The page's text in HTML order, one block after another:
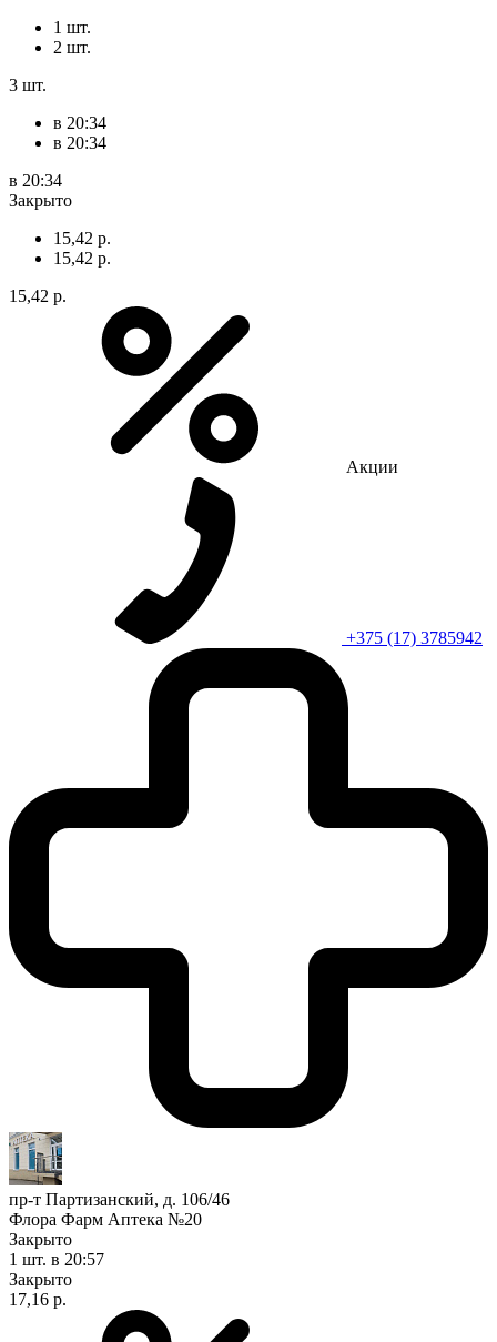
1 шт.
2 шт.
3 шт.
в 20:34
в 20:34
в 20:34
Закрыто
15,42 р.
15,42 р.
15,42 р.
Акции
+375 (17) 3785942
пр-т Партизанский, д. 106/46
Флора Фарм Аптека №20
Закрыто
1 шт. в 20:57
Закрыто
17,16 р.